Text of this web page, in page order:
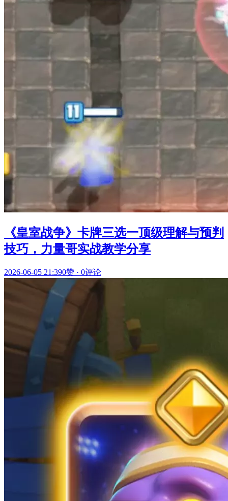
《皇室战争》卡牌三选一顶级理解与预判
技巧，力量哥实战教学分享
2026-06-05 21:390赞 · 0评论